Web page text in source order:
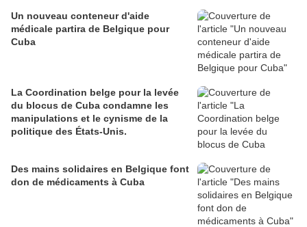
Un nouveau conteneur d'aide
médicale partira de Belgique pour
Cuba
La Coordination belge pour la levée
du blocus de Cuba condamne les
manipulations et le cynisme de la
politique des États-Unis.
Des mains solidaires en Belgique font
don de médicaments à Cuba